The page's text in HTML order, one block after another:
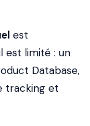
est
est limité : un
Database,
tracking et